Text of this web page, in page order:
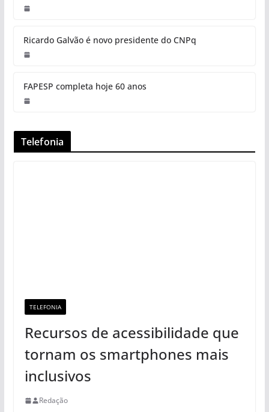
Ricardo Galvão é novo presidente do CNPq
FAPESP completa hoje 60 anos
Telefonia
TELEFONIA
Recursos de acessibilidade que
tornam os smartphones mais
inclusivos
Redação